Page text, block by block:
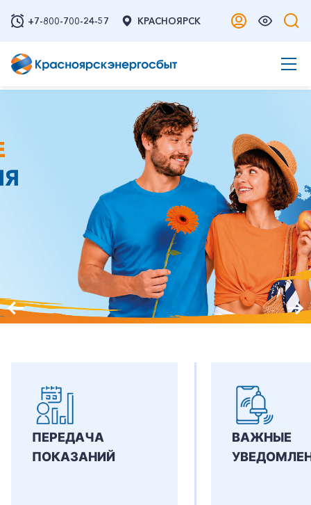
+7-800-700-24-57 КРАСНОЯРСК
ПЕРЕДАЧА
ПОКАЗАНИЙ
ВАЖНЫЕ